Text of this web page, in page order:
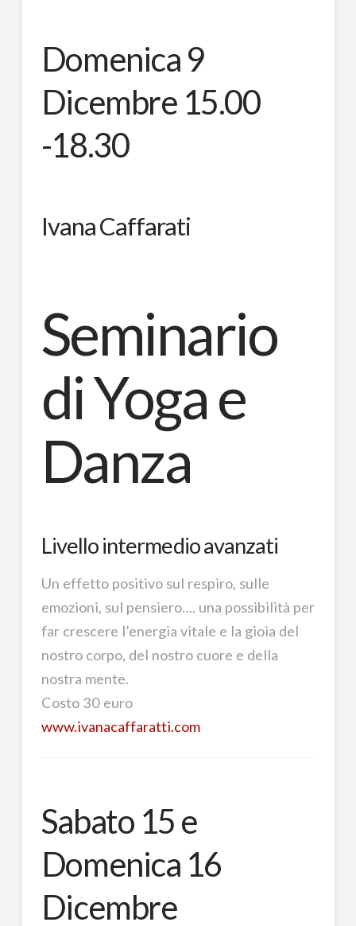
Domenica 9
Dicembre 15.00
-18.30
Ivana Caffarati
Seminario
di Yoga e
Danza
Livello intermedio avanzati
Un effetto positivo sul respiro, sulle
emozioni, sul pensiero…. una possibilità per
far crescere l’energia vitale e la gioia del
nostro corpo, del nostro cuore e della
nostra mente.
Costo 30 euro
www.ivanacaffaratti.com
Sabato 15 e
Domenica 16
Dicembre